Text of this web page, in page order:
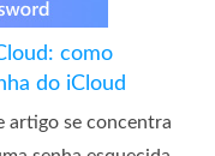
como
do iCloud
artigo se concentra